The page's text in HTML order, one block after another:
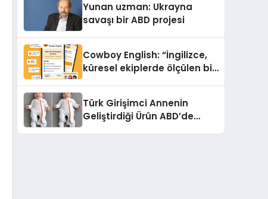
Yunan uzman: Ukrayna
savaşı bir ABD projesi
Cowboy English: “İngilizce,
küresel ekiplerde ölçülen bir
Türk Girişimci Annenin
Geliştirdiği Ürün ABD’de